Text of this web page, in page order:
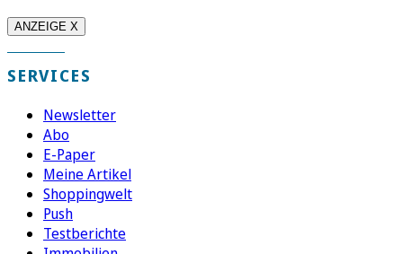
ANZEIGE X
SERVICES
Newsletter
Abo
E-Paper
Meine Artikel
Shoppingwelt
Push
Testberichte